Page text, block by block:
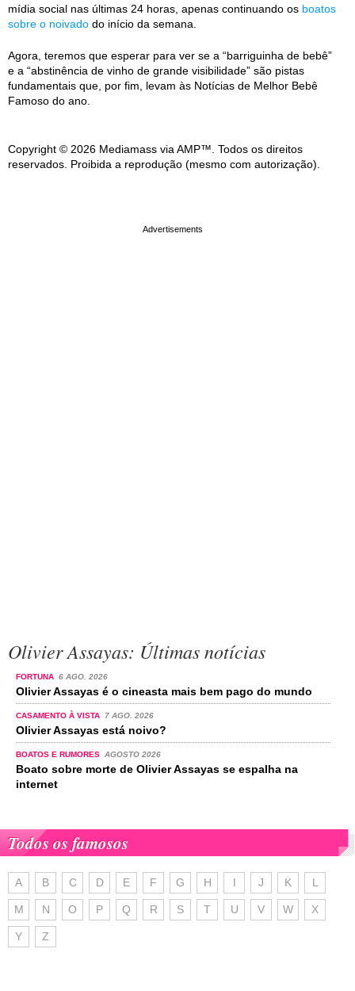
mídia social nas últimas 24 horas, apenas continuando os boatos
sobre o noivado do início da semana.
Agora, teremos que esperar para ver se a “barriguinha de bebê”
e a “abstinência de vinho de grande visibilidade” são pistas
fundamentais que, por fim, levam às Notícias de Melhor Bebê
Famoso do ano.
Copyright © 2026 Mediamass via AMP™. Todos os direitos
reservados. Proibida a reprodução (mesmo com autorização).
Olivier Assayas: Últimas notícias
FORTUNA 6 AGO. 2026
Olivier Assayas é o cineasta mais bem pago do mundo
CASAMENTO À VISTA 7 AGO. 2026
Olivier Assayas está noivo?
BOATOS E RUMORES AGOSTO 2026
Boato sobre morte de Olivier Assayas se espalha na
internet
Todos os famosos
A B C D E F G H I J K L
M N O P Q R S T U V W X
Y Z